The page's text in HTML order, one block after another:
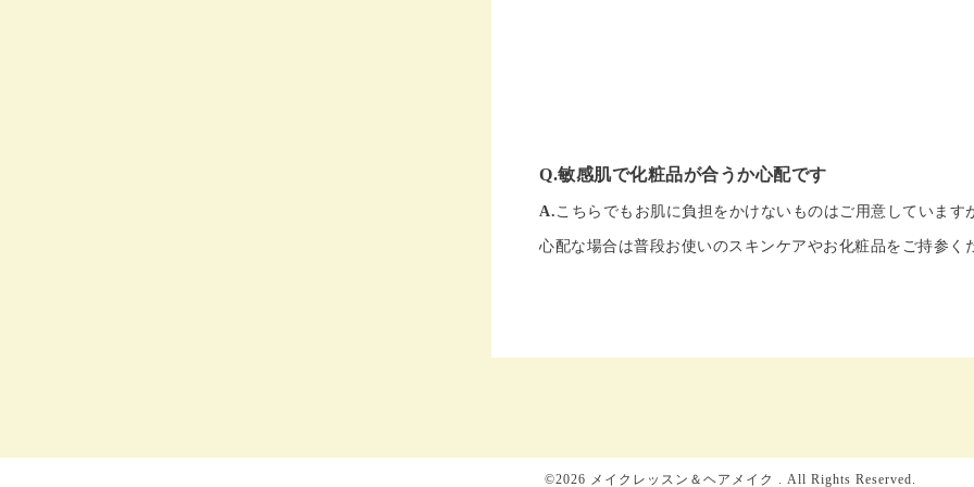
Q.敏感肌で化粧品が合うか心配です
A.こちらでもお肌に負担をかけないものはご用意しています
心配な場合は普段お使いのスキンケアやお化粧品をご持参く
©2026 メイクレッスン＆ヘアメイク . All Rights Reserved.